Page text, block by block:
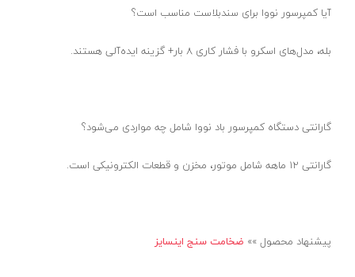
دیگر لوازم جانبی
صفحه سنگ و سایش
تجهیزات جا‌به‌جایی
آبپاش
آیا کمپرسور نووا برای سندبلاست مناسب است؟
بله، مدل‌های اسکرو با فشار کاری ۸ بار+ گزینه ایده‌آلی هستند.
گارانتی دستگاه کمپرسور باد نووا شامل چه مواردی می‌شود؟
گارانتی 12 ماهه شامل موتور، مخزن و قطعات الکترونیکی است.
پیشنهاد محصول »» ضخامت سنج اینسایز